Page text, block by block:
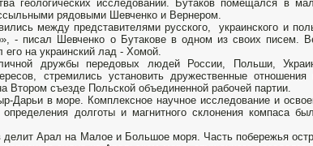
геологических исследований. Бутаков помещался в
рядовыми Шевченко и Вернером.
между представителями русского, украинского и
- писал Шевченко о Бутакове в одном из своих писем.
на украинский лад - Хомой.
дружбы передовых людей России, Польши,
стремились установить дружественные
съезде Польской объединенной рабочей партии.
в море. Комплексное научное исследование и
долготы и магнитного склонения компаса
делит Арал на Малое и Большое моря. Часть побережья